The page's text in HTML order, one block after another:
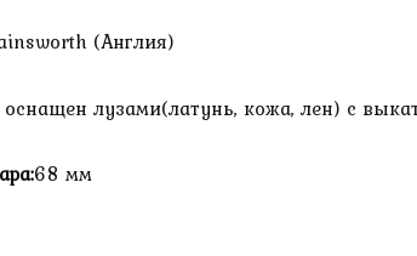
(Англия)
оснащен лузами(латунь, кожа, лен) с
68 мм